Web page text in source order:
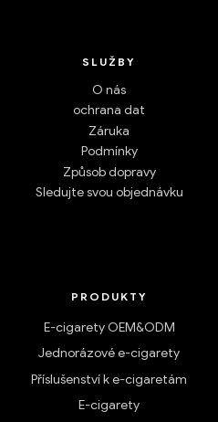
SLUŽBY
O nás
ochrana dat
Záruka
Podmínky
Způsob dopravy
Sledujte svou objednávku
PRODUKTY
E-cigarety OEM&ODM
Jednorázové e-cigarety
Příslušenství k e-cigaretám
E-cigarety